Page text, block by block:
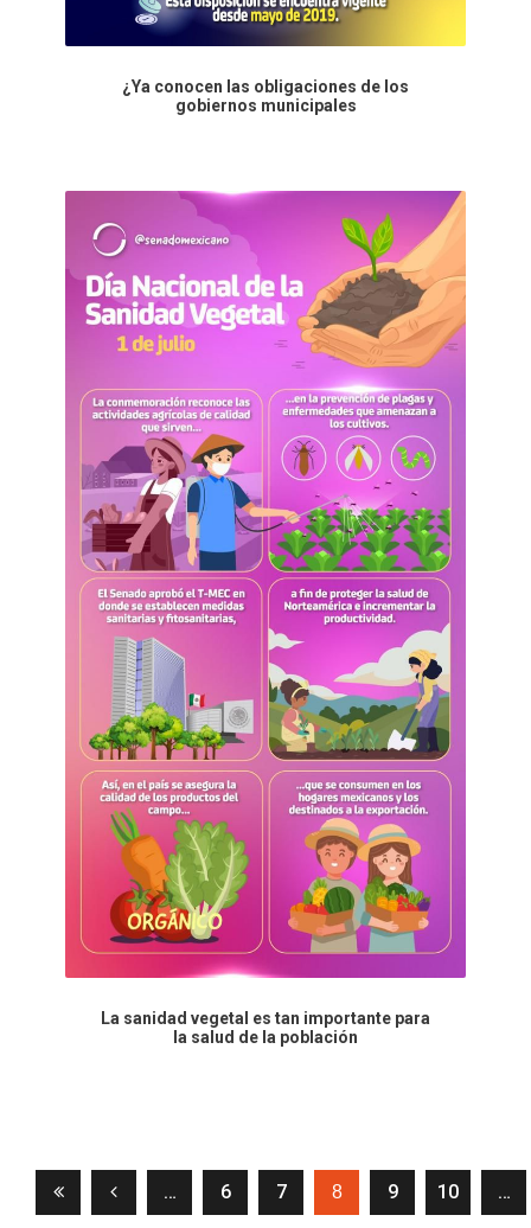
¿Ya conocen las obligaciones de los
gobiernos municipales
La sanidad vegetal es tan importante para
la salud de la población
… 6 7 8(current)
9 10 …